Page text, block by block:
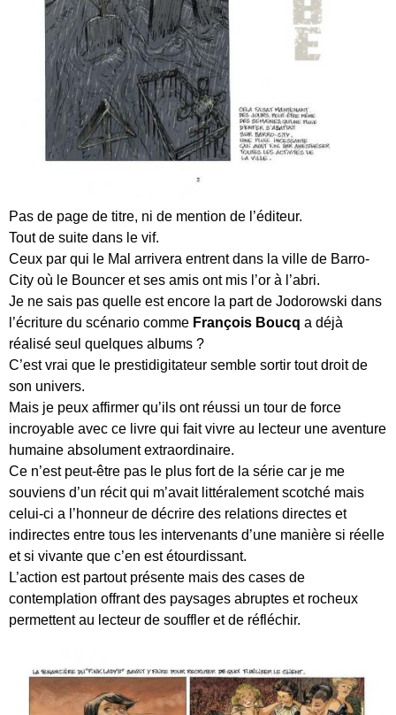
Pas de page de titre, ni de mention de l’éditeur.
Tout de suite dans le vif.
Ceux par qui le Mal arrivera entrent dans la ville de Barro-
City où le Bouncer et ses amis ont mis l’or à l’abri.
Je ne sais pas quelle est encore la part de Jodorowski dans
l’écriture du scénario comme François Boucq a déjà
réalisé seul quelques albums ?
C’est vrai que le prestidigitateur semble sortir tout droit de
son univers.
Mais je peux affirmer qu’ils ont réussi un tour de force
incroyable avec ce livre qui fait vivre au lecteur une aventure
humaine absolument extraordinaire.
Ce n’est peut-être pas le plus fort de la série car je me
souviens d’un récit qui m’avait littéralement scotché mais
celui-ci a l’honneur de décrire des relations directes et
indirectes entre tous les intervenants d’une manière si réelle
et si vivante que c’en est étourdissant.
L’action est partout présente mais des cases de
contemplation offrant des paysages abruptes et rocheux
permettent au lecteur de souffler et de réfléchir.